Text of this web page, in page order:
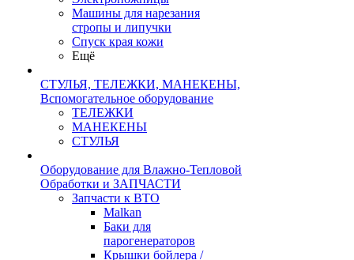
Машины для нарезания
стропы и липучки
Спуск края кожи
Ещё
СТУЛЬЯ, ТЕЛЕЖКИ, МАНЕКЕНЫ,
Вспомогательное оборудование
ТЕЛЕЖКИ
МАНЕКЕНЫ
СТУЛЬЯ
Оборудование для Влажно-Тепловой
Обработки и ЗАПЧАСТИ
Запчасти к ВТО
Malkan
Баки для
парогенераторов
Крышки бойлера /